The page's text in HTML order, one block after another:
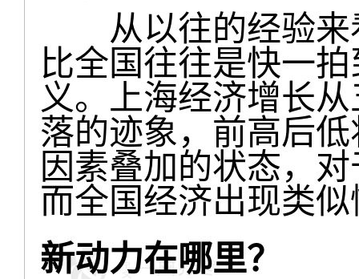
从以往的经验来
比全国往往是快一
义。上海经济增长
落的迹象，前高后
因素叠加的状态，
而全国经济出现类
新动力在哪里？